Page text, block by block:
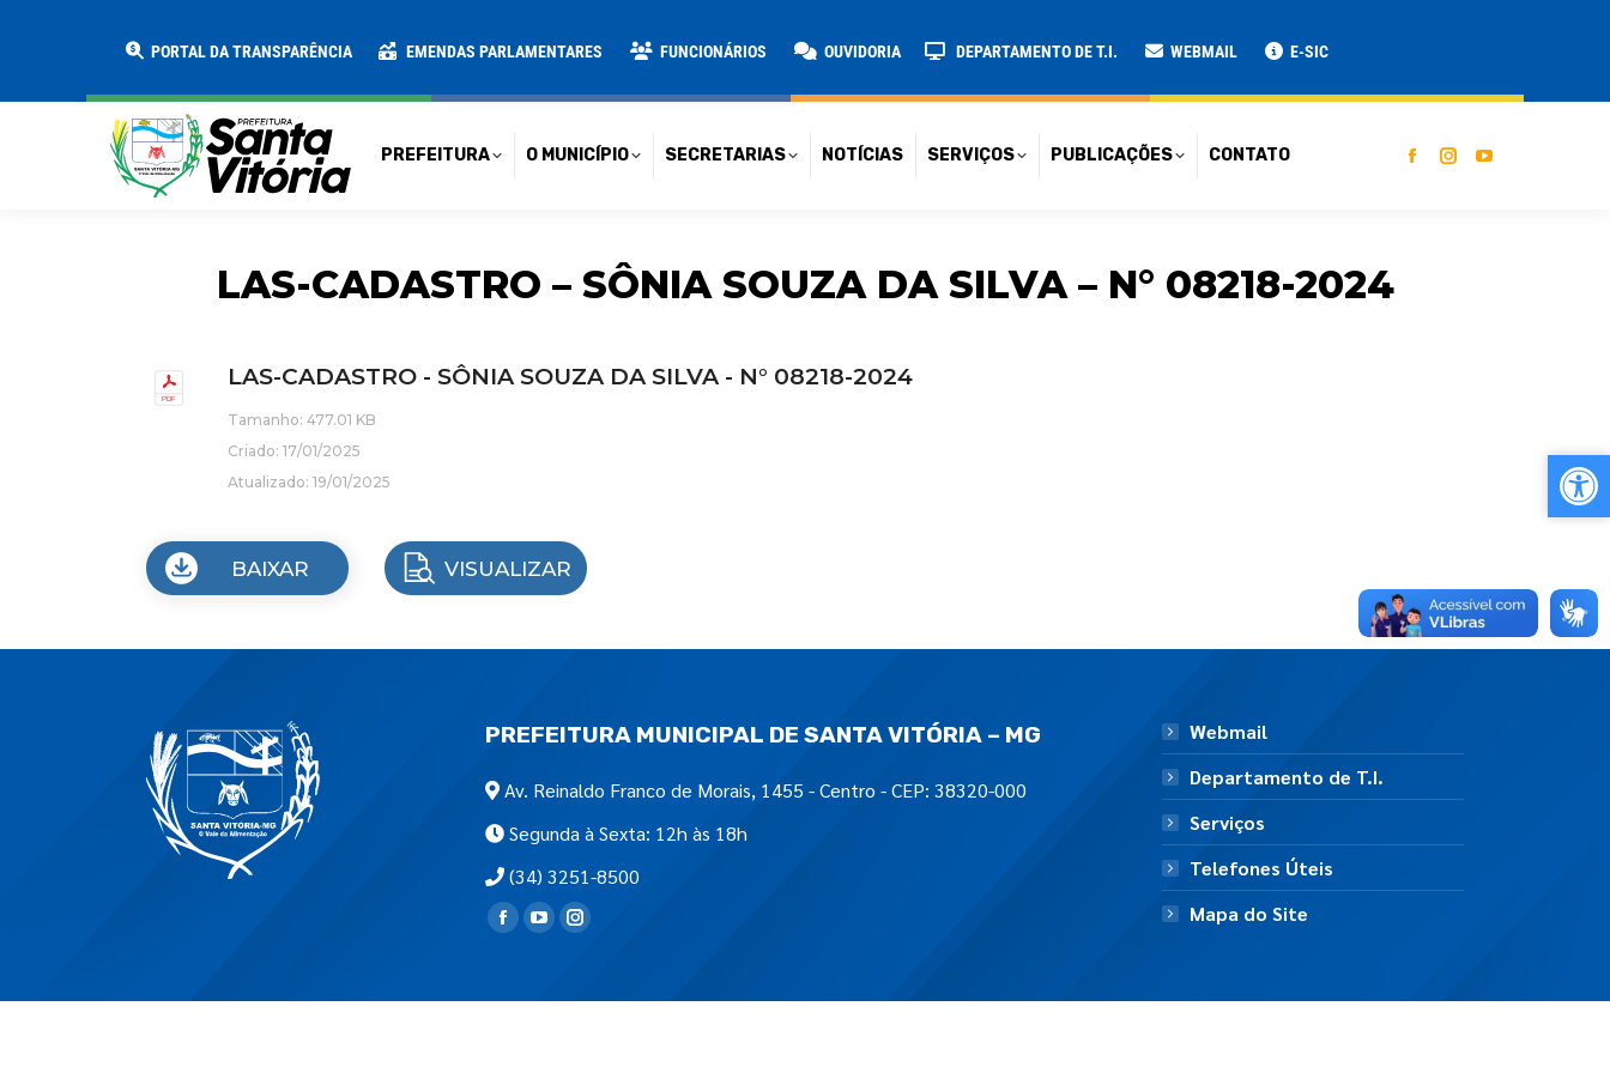
PORTAL DA TRANSPARÊNCIA EMENDAS PARLAMENTARES FUNCIONÁRIOS OUVIDORIA DEPARTAMENTO DE T.I. WEBMAIL E-SIC
PREFEITURA O MUNICÍPIO SECRETARIAS NOTÍCIAS SERVIÇOS PUBLICAÇÕES CONTATO
LAS-CADASTRO – SÔNIA SOUZA DA SILVA – N° 08218-2024
LAS-CADASTRO - SÔNIA SOUZA DA SILVA - N° 08218-2024
Tamanho: 477.01 KB
Criado: 17/01/2025
Atualizado: 19/01/2025
BAIXAR VISUALIZAR
PREFEITURA MUNICIPAL DE SANTA VITÓRIA – MG
Av. Reinaldo Franco de Morais, 1455 - Centro - CEP: 38320-000
Segunda à Sexta: 12h às 18h
(34) 3251-8500
Encontre-nos em:
Webmail
Departamento de T.I.
Serviços
Telefones Úteis
Mapa do Site